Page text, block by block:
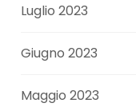
Luglio 2023
Giugno 2023
Maggio 2023